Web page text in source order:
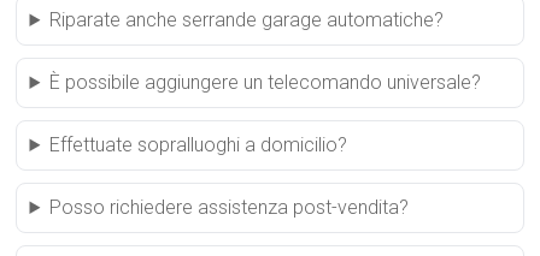
Riparate anche serrande garage automatiche?
È possibile aggiungere un telecomando universale?
Effettuate sopralluoghi a domicilio?
Posso richiedere assistenza post-vendita?